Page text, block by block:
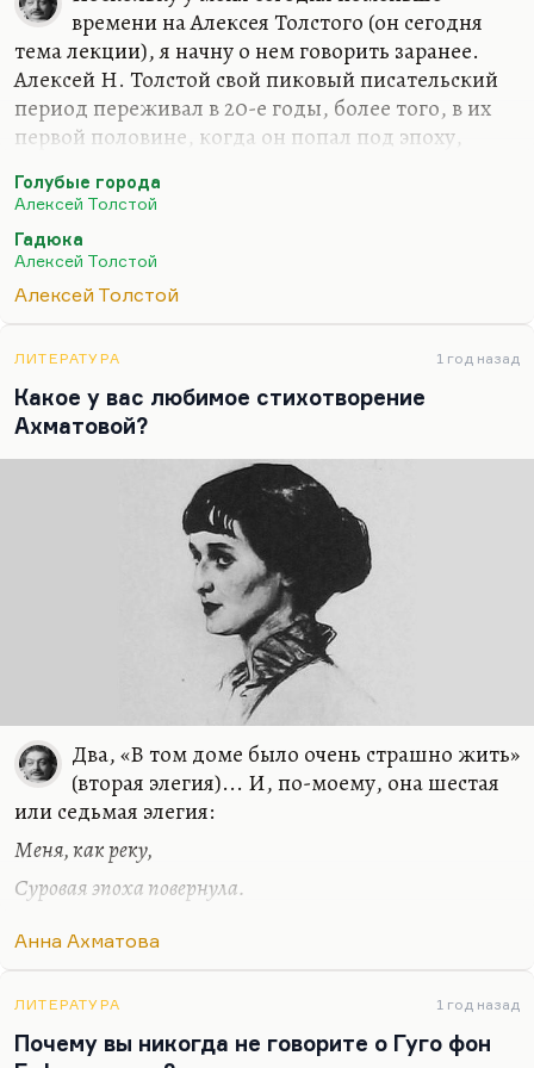
времени на Алексея Толстого (он сегодня
тема лекции), я начну о нем говорить заранее.
Алексей Н. Толстой свой пиковый писательский
период переживал в 20-е годы, более того, в их
первой половине, когда он попал под эпоху,
том, что ему соответствовал здравый, простой,
норму среди перверсий Серебряного века, – он,
выражал отнюдь. Чувство, что он возрождал
клюквы» (как называлась у него «Бродячая собака»
в «Егоре Обозове»)… Понимаете, Егор Обозов не
зря был влюблен в роковую женщину
Серебряного века,…
Голубые города
Алексей Толстой
Гадюка
Алексей Толстой
Алексей Толстой
ЛИТЕРАТУРА 1 год назад
Какое у вас любимое стихотворение
Ахматовой?
Два, «В том доме было очень страшно жить»
(вторая элегия)... И, по-моему, она шестая
или седьмая элегия:
Меня, как реку,
Суровая эпоха повернула.
И я своих не знаю берегов.
Особенно мне нравится вот этот ритмический
Анна Ахматова
ЛИТЕРАТУРА 1 год назад
Почему вы никогда не говорите о Гуго фон